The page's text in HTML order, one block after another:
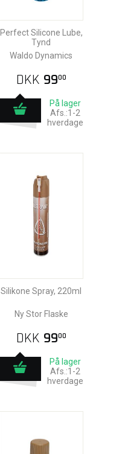
Perfect Silicone Lube,
Tynd
Waldo Dynamics
DKK 9900
På lager
Afs.:1-2
hverdage
Silikone Spray, 220ml
Ny Stor Flaske
DKK 9900
På lager
Afs.:1-2
hverdage